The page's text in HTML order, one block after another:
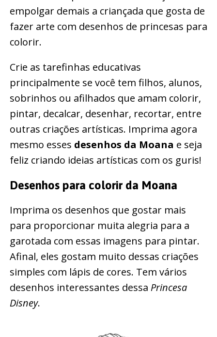
empolgar demais a criançada que gosta de
fazer arte com desenhos de princesas para
colorir.
Crie as tarefinhas educativas
principalmente se você tem filhos, alunos,
sobrinhos ou afilhados que amam colorir,
pintar, decalcar, desenhar, recortar, entre
outras criações artísticas. Imprima agora
mesmo esses desenhos da Moana e seja
feliz criando ideias artísticas com os guris!
Desenhos para colorir da Moana
Imprima os desenhos que gostar mais
para proporcionar muita alegria para a
garotada com essas imagens para pintar.
Afinal, eles gostam muito dessas criações
simples com lápis de cores. Tem vários
desenhos interessantes dessa Princesa
Disney.